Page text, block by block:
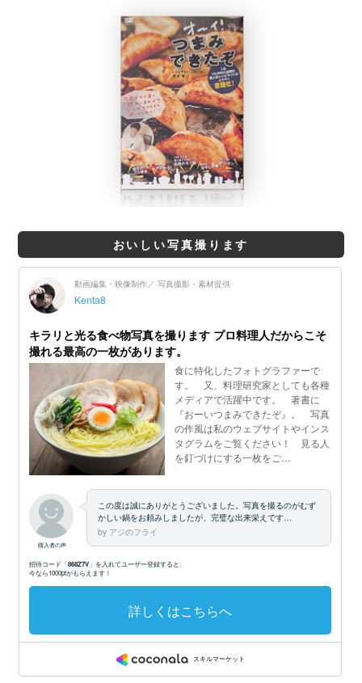
おいしい写真撮ります